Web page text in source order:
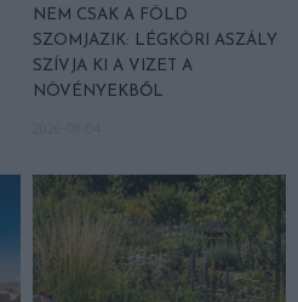
NEM CSAK A FÖLD
SZOMJAZIK: LÉGKÖRI ASZÁLY
SZÍVJA KI A VIZET A
NÖVÉNYEKBŐL